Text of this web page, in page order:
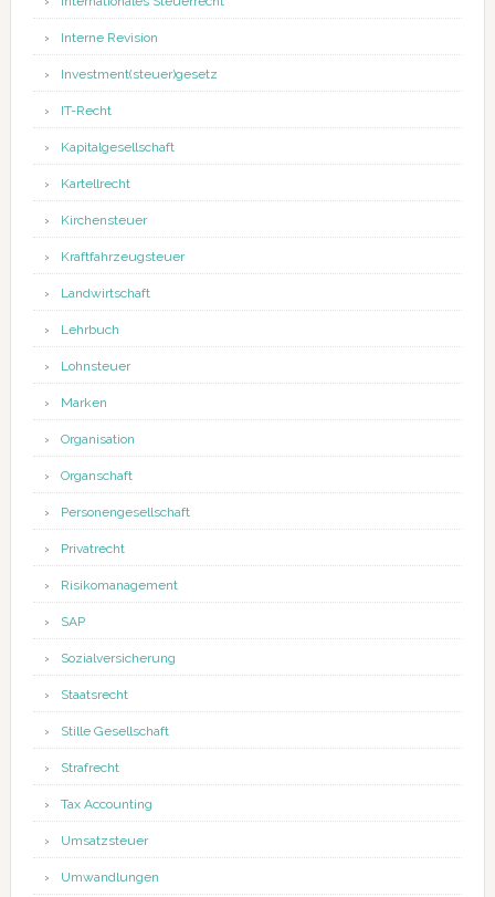
Interne Revision
Investment(steuer)gesetz
IT-Recht
Kapitalgesellschaft
Kartellrecht
Kirchensteuer
Kraftfahrzeugsteuer
Landwirtschaft
Lehrbuch
Lohnsteuer
Marken
Organisation
Organschaft
Personengesellschaft
Privatrecht
Risikomanagement
SAP
Sozialversicherung
Staatsrecht
Stille Gesellschaft
Strafrecht
Tax Accounting
Umsatzsteuer
Umwandlungen